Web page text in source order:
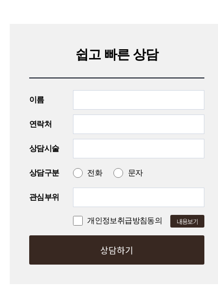
쉽고 빠른 상담
이름
연락처
상담시술
상담구분 전화 문자
관심부위
개인정보취급방침동의 내용보기